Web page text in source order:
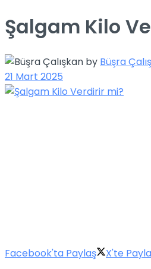
Şalgam Kilo
by Büşra
21 Mart 2025
Facebook'ta Paylaş X'te